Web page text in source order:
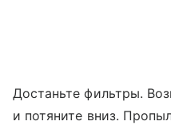
Достаньте фильтры.
и потяните вниз.